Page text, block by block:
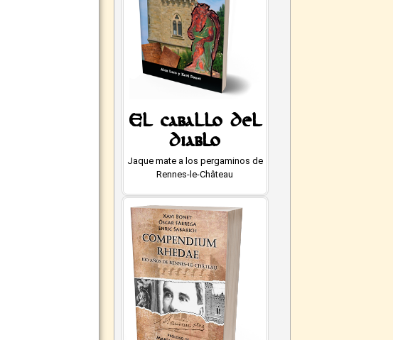
El caballo del
diablo
Jaque mate a los pergaminos de
Rennes-le-Château